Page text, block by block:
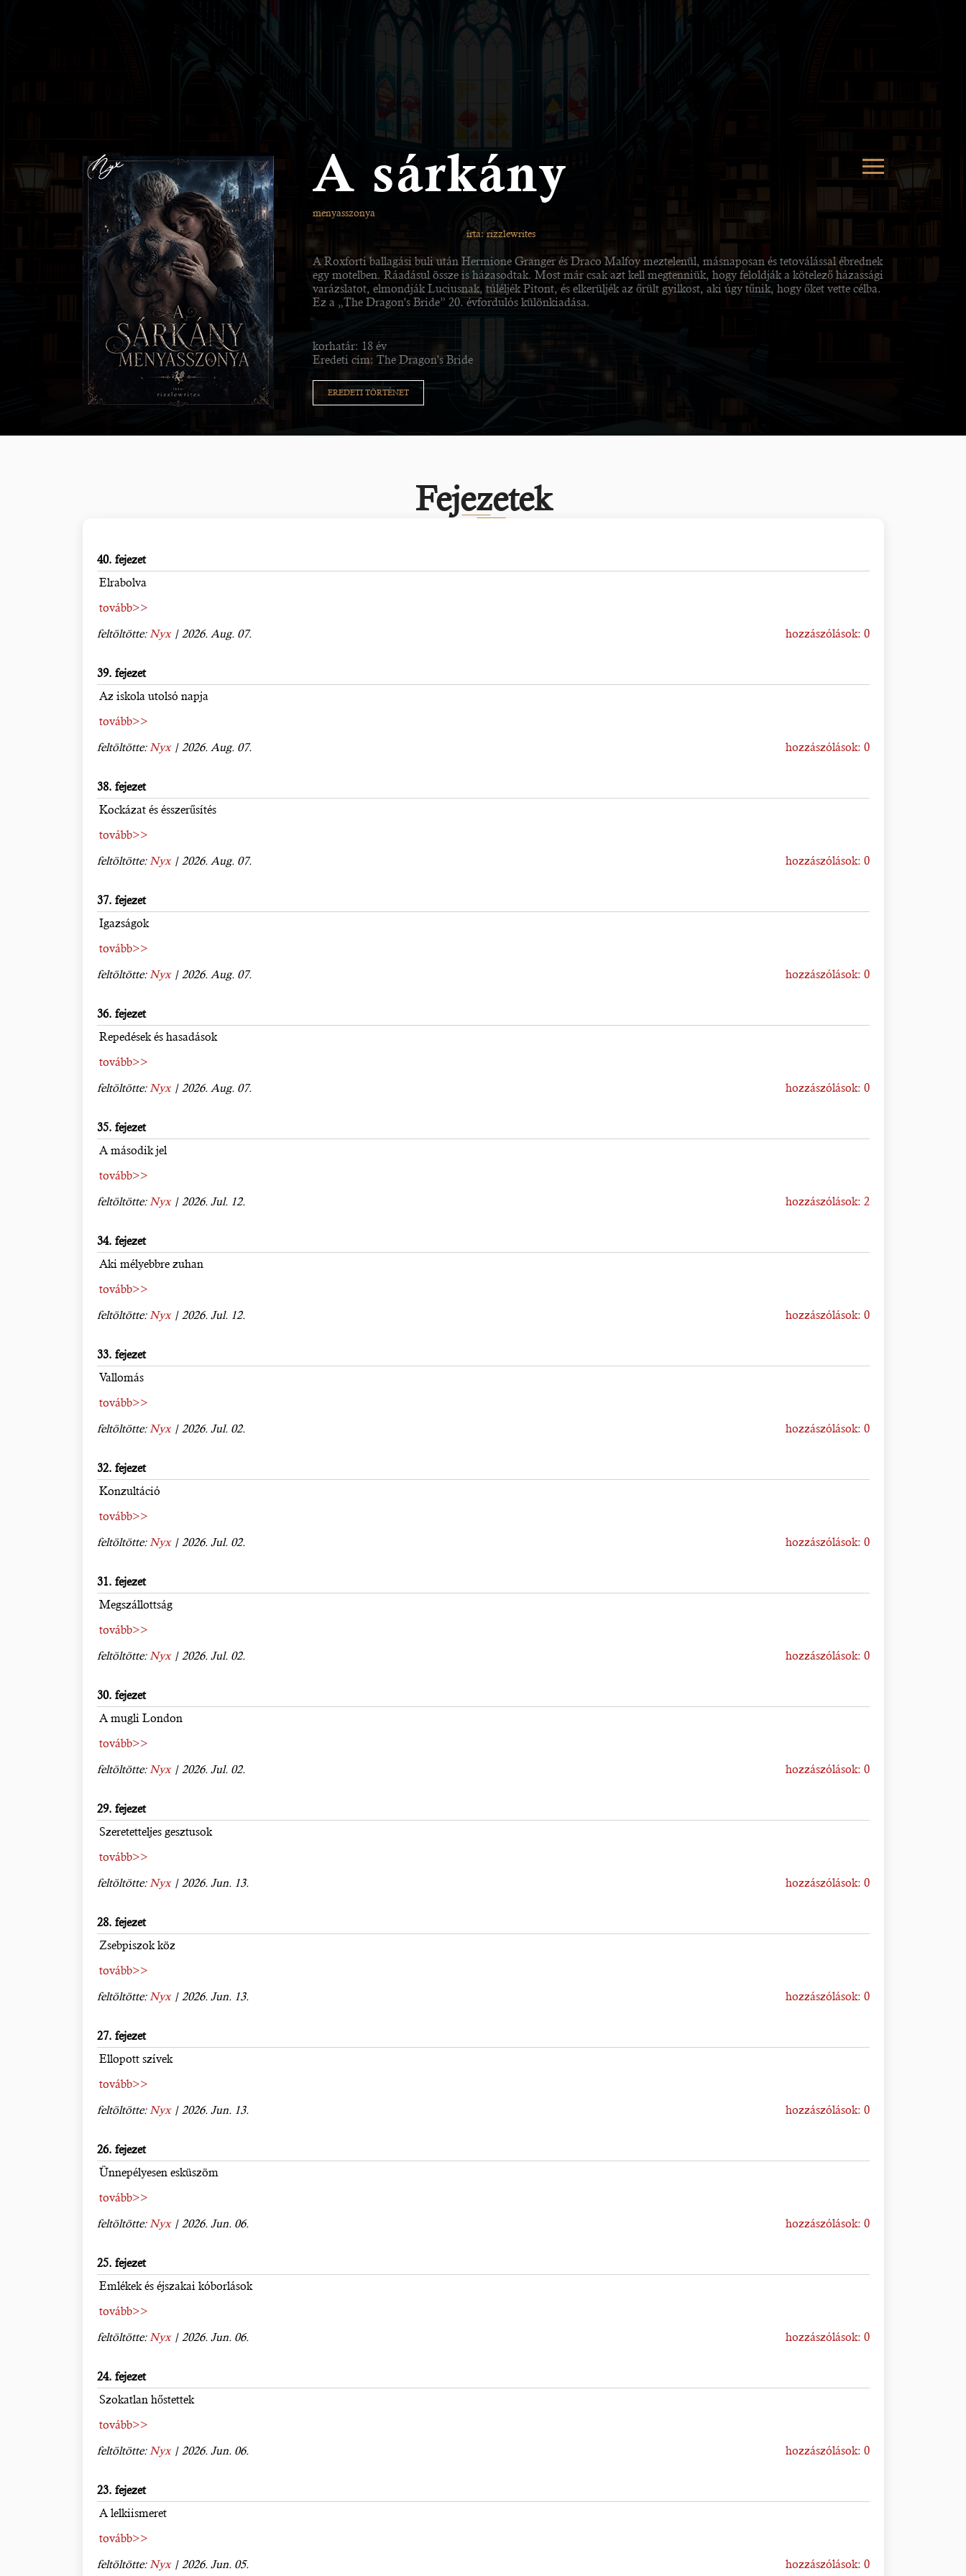
A sárkány
menyasszonya
írta: rizzlewrites
A Roxforti ballagási buli után Hermione Granger és Draco Malfoy meztelenül, másnaposan és tetoválással ébrednek
egy motelben. Ráadásul össze is házasodtak. Most már csak azt kell megtenniük, hogy feloldják a kötelező házassági
varázslatot, elmondják Luciusnak, túléljék Pitont, és elkerüljék az őrült gyilkost, aki úgy tűnik, hogy őket vette célba.
Ez a „The Dragon's Bride” 20. évfordulós különkiadása.
korhatár: 18 év
Eredeti cím: The Dragon's Bride
EREDETI TÖRTÉNET
Fejezetek
40. fejezet
Elrabolva
tovább>>
hozzászólások: 0
feltöltötte:Nyx| 2026. Aug. 07.
39. fejezet
Az iskola utolsó napja
tovább>>
hozzászólások: 0
feltöltötte:Nyx| 2026. Aug. 07.
38. fejezet
Kockázat és ésszerűsítés
tovább>>
hozzászólások: 0
feltöltötte:Nyx| 2026. Aug. 07.
37. fejezet
Igazságok
tovább>>
hozzászólások: 0
feltöltötte:Nyx| 2026. Aug. 07.
36. fejezet
Repedések és hasadások
tovább>>
hozzászólások: 0
feltöltötte:Nyx| 2026. Aug. 07.
35. fejezet
A második jel
tovább>>
hozzászólások: 2
feltöltötte:Nyx| 2026. Jul. 12.
34. fejezet
Aki mélyebbre zuhan
tovább>>
hozzászólások: 0
feltöltötte:Nyx| 2026. Jul. 12.
33. fejezet
Vallomás
tovább>>
hozzászólások: 0
feltöltötte:Nyx| 2026. Jul. 02.
32. fejezet
Konzultáció
tovább>>
hozzászólások: 0
feltöltötte:Nyx| 2026. Jul. 02.
31. fejezet
Megszállottság
tovább>>
hozzászólások: 0
feltöltötte:Nyx| 2026. Jul. 02.
30. fejezet
A mugli London
tovább>>
hozzászólások: 0
feltöltötte:Nyx| 2026. Jul. 02.
29. fejezet
Szeretetteljes gesztusok
tovább>>
hozzászólások: 0
feltöltötte:Nyx| 2026. Jun. 13.
28. fejezet
Zsebpiszok köz
tovább>>
hozzászólások: 0
feltöltötte:Nyx| 2026. Jun. 13.
27. fejezet
Ellopott szívek
tovább>>
hozzászólások: 0
feltöltötte:Nyx| 2026. Jun. 13.
26. fejezet
Ünnepélyesen esküszöm
tovább>>
hozzászólások: 0
feltöltötte:Nyx| 2026. Jun. 06.
25. fejezet
Emlékek és éjszakai kóborlások
tovább>>
hozzászólások: 0
feltöltötte:Nyx| 2026. Jun. 06.
24. fejezet
Szokatlan hőstettek
tovább>>
hozzászólások: 0
feltöltötte:Nyx| 2026. Jun. 06.
23. fejezet
A lelkiismeret
tovább>>
hozzászólások: 0
feltöltötte:Nyx| 2026. Jun. 05.